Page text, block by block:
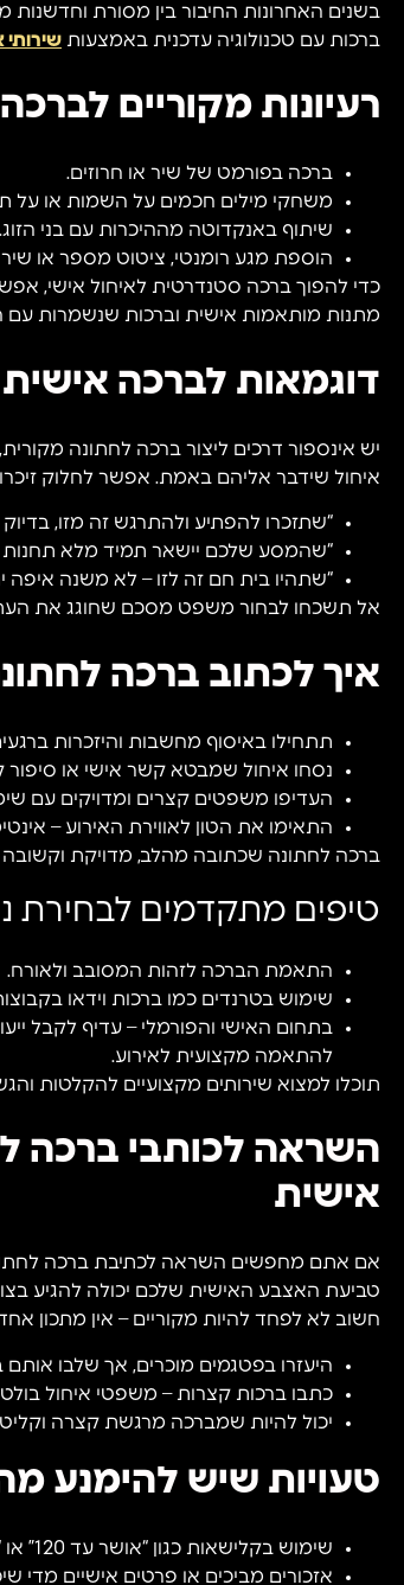
בשנים האחרונות החיבור בין מסורת
ברכות עם טכנולוגיה עדכנית באמצעות
רעיונות מקוריים
ברכה בפורמט של שיר או חרוזים.
משחקי מילים חכמים על השמות או על
שיתוף באנקדוטה מההיכרות עם בני הזוג.
הוספת מגע רומנטי, ציטוט מספר או
כדי להפוך ברכה סטנדרטית לאיחול אישי,
מתנות מותאמות אישית וברכות שנשמרות עם
דוגמאות לברכה
יש אינספור דרכים ליצור ברכה לחתונה
איחול שידבר אליהם באמת. אפשר לחלוק
“שתזכרו להפתיע ולהתרגש זה מזו,
“שהמסע שלכם יישאר תמיד מלא תחנות
“שתהיו בית חם זה לזו – לא משנה איפה
אל תשכחו לבחור משפט מסכם שחוגג את
איך לכתוב ברכה
תתחילו באיסוף מחשבות והיזכרות
נסחו איחול שמבטא קשר אישי או סיפור
העדיפו משפטים קצרים ומדויקים עם
התאימו את הטון לאווירת האירוע –
ברכה לחתונה שכתובה מהלב, מדויקת וקשובה
טיפים מתקדמים לבחירת
התאמת הברכה לזהות המסובב ולאורח.
שימוש בטרנדים כמו ברכות וידאו
בתחום האישי והפורמלי – עדיף לקבל
להתאמה מקצועית לאירוע.
תוכלו למצוא שירותים מקצועיים להקלטות
השראה לכותבי ברכה
אישית
אם אתם מחפשים השראה לכתיבת ברכה לחתונה,
טביעת האצבע האישית שלכם יכולה להגיע
חשוב לא לפחד להיות מקוריים – אין מתכון
היעזרו בפטגמים מוכרים, אך שלבו אותם
כתבו ברכות קצרות – משפטי איחול
יכול להיות שמברכה מרגשת קצרה
טעויות שיש להימנע
שימוש בקלישאות כגון “אושר עד 120” או “שתזכו להקים בית בישראל”
אזכורים מביכים או פרטים אישיים מדי